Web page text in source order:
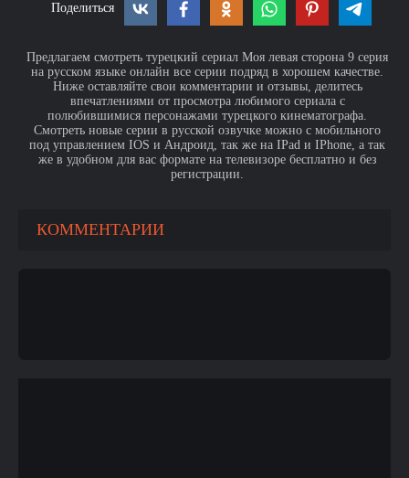
Поделиться
Предлагаем смотреть турецкий сериал Моя левая сторона 9 серия
на русском языке онлайн все серии подряд в хорошем качестве.
Ниже оставляйте свои комментарии и отзывы, делитесь
впечатлениями от просмотра любимого сериала с
полюбившимися персонажами турецкого кинематографа.
Смотреть новые серии в русской озвучке можно с мобильного
под управлением IOS и Андроид, так же на IPad и IPhone, а так
же в удобном для вас формате на телевизоре бесплатно и без
регистрации.
КОММЕНТАРИИ